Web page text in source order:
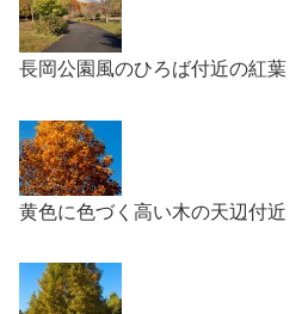
長岡公園風のひろば付近の紅葉
黄色に色づく高い木の天辺付近